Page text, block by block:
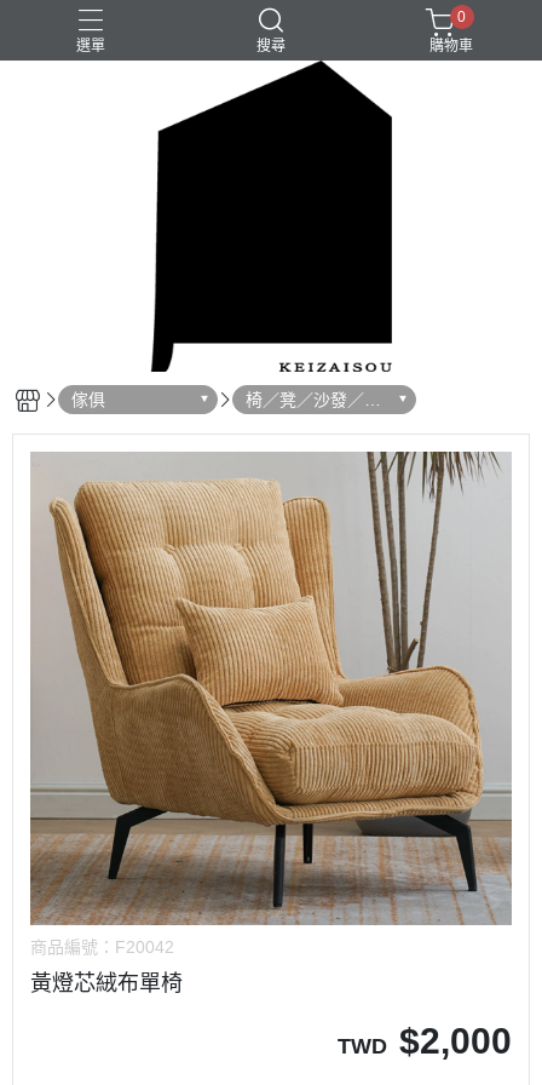
選單 搜尋
0
購物車
傢俱
椅／凳／沙發／懶
骨頭
商品編號： F20042
黃燈芯絨布單椅
TWD $2,000